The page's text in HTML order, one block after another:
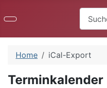
Home iCal-Export
Terminkalender